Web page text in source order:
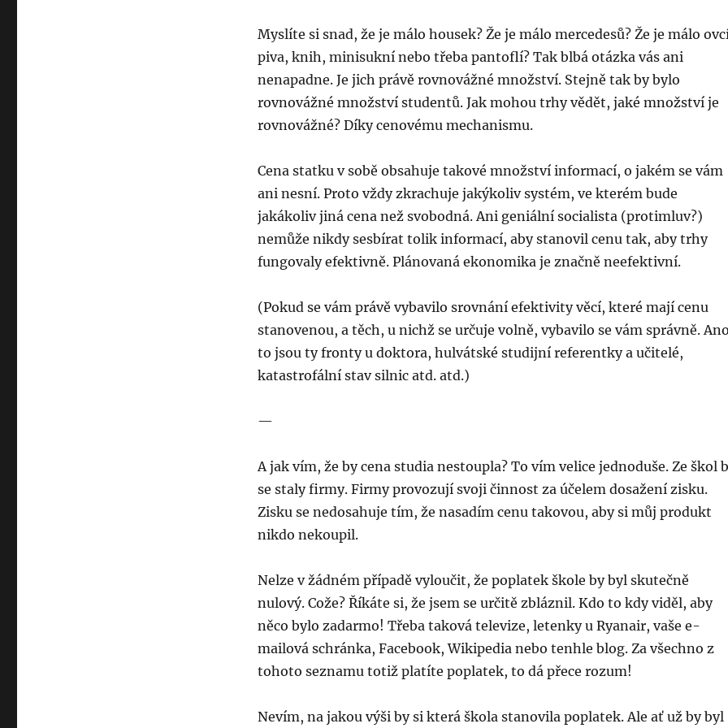
Myslíte si snad, že je málo housek? Že je málo mercedesů? Že je málo
piva, knih, minisukní nebo třeba pantoflí? Tak blbá otázka vás ani
nenapadne. Je jich právě rovnovážné množství. Stejně tak by bylo
rovnovážné množství studentů. Jak mohou trhy vědět, jaké množství je
rovnovážné? Díky cenovému mechanismu.
Cena statku v sobě obsahuje takové množství informací, o jakém se vám
ani nesní. Proto vždy zkrachuje jakýkoliv systém, ve kterém bude
jakákoliv jiná cena než svobodná. Ani geniální socialista (protimluv?)
nemůže nikdy sesbírat tolik informací, aby stanovil cenu tak, aby trhy
fungovaly efektivně. Plánovaná ekonomika je značně neefektivní.
(Pokud se vám právě vybavilo srovnání efektivity věcí, které mají cenu
stanovenou, a těch, u nichž se určuje volně, vybavilo se vám správně.
to jsou ty fronty u doktora, hulvátské studijní referentky a učitelé,
katastrofální stav silnic atd. atd.)
—
A jak vím, že by cena studia nestoupla? To vím velice jednoduše. Ze škol
se staly firmy. Firmy provozují svoji činnost za účelem dosažení zisku.
Zisku se nedosahuje tím, že nasadím cenu takovou, aby si můj produkt
nikdo nekoupil.
Nelze v žádném případě vyloučit, že poplatek škole by byl skutečně
nulový. Cože? Říkáte si, že jsem se určitě zbláznil. Kdo to kdy viděl, aby
něco bylo zadarmo! Třeba taková televize, letenky u Ryanair, vaše e-
mailová schránka, Facebook, Wikipedia nebo tenhle blog. Za všechno z
tohoto seznamu totiž platíte poplatek, to dá přece rozum!
Nevím, na jakou výši by si která škola stanovila poplatek. Ale ať už by byl